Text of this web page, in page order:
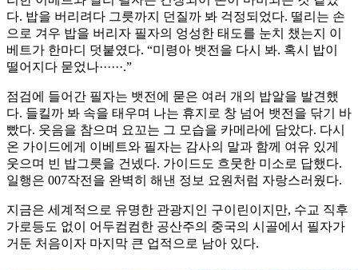
다. 밥을 버리려다 그릇까지 던질까 봐 걱정되었다. 떨리는 손
으로 겨우 밥을 버리자 필자의 엉성한 태도를 눈치 챘는지 이
베트가 한마디 덧붙였다. “미령아 뱃전을 다시 봐. 혹시 밥이
떨어지다 묻었나······.”
점검에 들어간 필자는 뱃전에 묻은 여러 개의 밥알을 발견했
다. 들킬까 봐 속을 태우며 나는 휴지로 창 넘어 뱃전을 닦기 바
빴다. 웃음을 참으며 요꼬는 그 모습을 카메라에 담았다. 다시
온 가이드에게 이베트와 필자는 감사의 말과 함께 여유 있게
웃으며 빈 밥그릇을 건넸다. 가이드도 흐뭇한 미소로 답했다.
일행은 007작전을 완벽히 해낸 정보 요원처럼 자랑스러웠다.
지금은 세계적으로 유명한 관광지인 구이린이지만, 수교 직후
가로등도 없이 어두컴컴한 공산주의 중국의 시골에서 필자가
거둔 처음이자 마지막 큰 업적으로 남아 있다.